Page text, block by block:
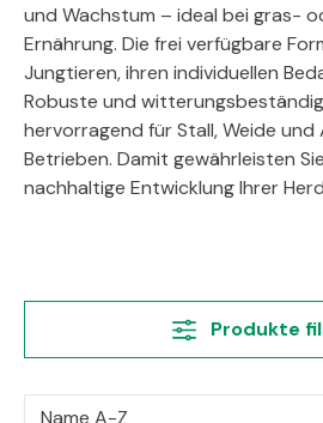
und Wachstum – ideal bei gras-
Ernährung. Die frei verfügbare
Jungtieren, ihren individuellen
Robuste und
hervorragend für Stall, Weide und
Betrieben. Damit gewährleisten
nachhaltige Entwicklung Ihrer
Produkte